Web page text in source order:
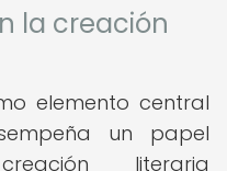
la creación
elemento central
un papel
literaria